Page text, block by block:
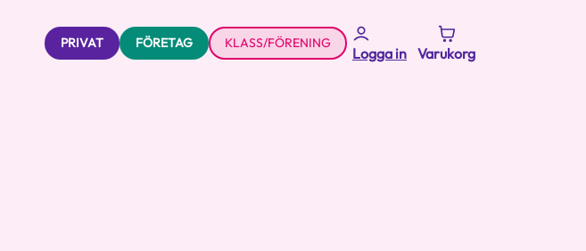
PRIVAT FÖRETAG KLASS/FÖRENING
Logga in Varukorg